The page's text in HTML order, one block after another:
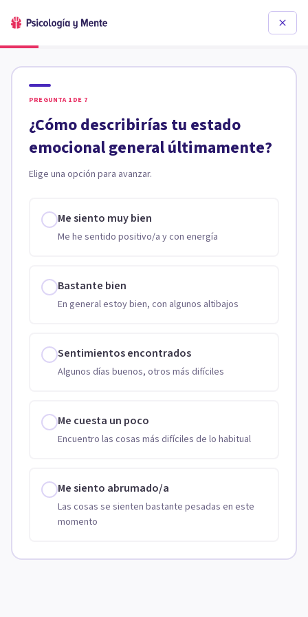
PREGUNTA 1 DE 7
¿Cómo describirías tu estado
emocional general últimamente?
Elige una opción para avanzar.
Me siento muy bien
Me he sentido positivo/a y con energía
Bastante bien
En general estoy bien, con algunos altibajos
Sentimientos encontrados
Algunos días buenos, otros más difíciles
Me cuesta un poco
Encuentro las cosas más difíciles de lo habitual
Me siento abrumado/a
Las cosas se sienten bastante pesadas en este
momento